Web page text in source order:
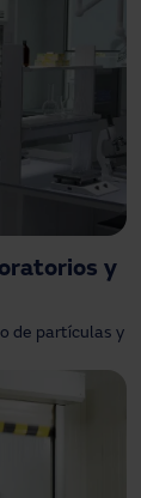
y
de partículas y